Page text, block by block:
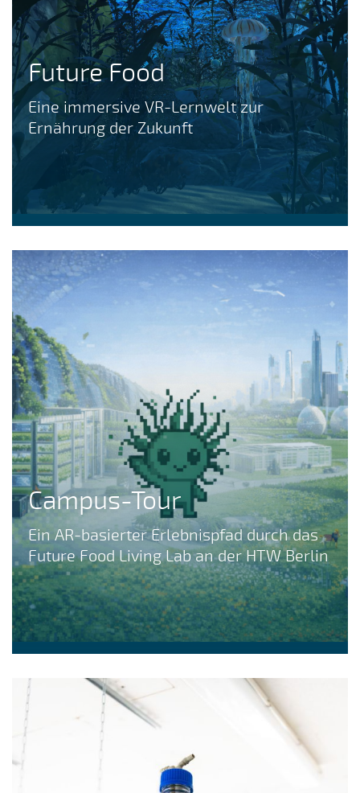
Future Food
Eine immersive VR-Lernwelt zur
Ernährung der Zukunft
Campus-Tour
Ein AR-basierter Erlebnispfad durch das
Future Food Living Lab an der HTW Berlin